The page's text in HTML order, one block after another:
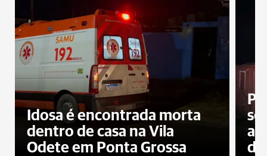
Idosa é encontrada morta
dentro de casa na Vila
Odete em Ponta Grossa
do